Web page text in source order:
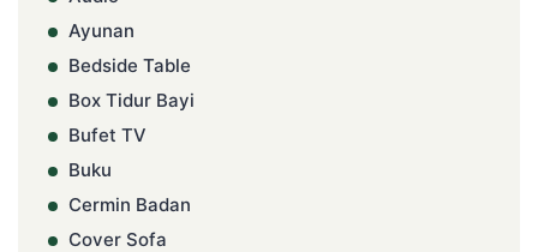
Ayunan
Bedside Table
Box Tidur Bayi
Bufet TV
Buku
Cermin Badan
Cover Sofa